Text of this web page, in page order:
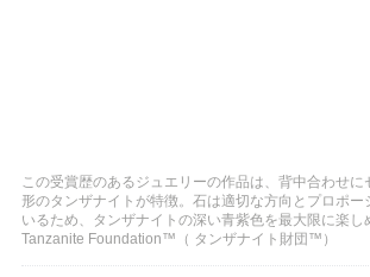
この受賞歴のあるジュエリーの作品は、背中合わせに
形のタンザナイトが特徴。石は適切な方向とプロポー
いるため、タンザナイトの深い青紫色を最大限に楽し
Tanzanite Foundation™（ タンザナイト財団™）